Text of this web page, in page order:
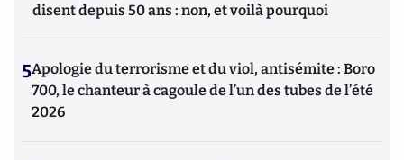
disent depuis 50 ans : non, et voilà pourquoi
5Apologie du terrorisme et du viol, antisémite : Boro
700, le chanteur à cagoule de l’un des tubes de l’été
2026